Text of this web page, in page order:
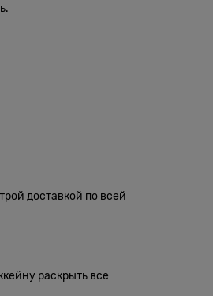
доставкой по всей
раскрыть все